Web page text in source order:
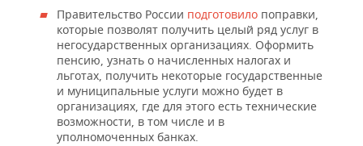
Правительство России подготовило поправки,
которые позволят получить целый ряд услуг в
негосударственных организациях. Оформить
пенсию, узнать о начисленных налогах и
льготах, получить некоторые государственные
и муниципальные услуги можно будет в
организациях, где для этого есть технические
возможности, в том числе и в
уполномоченных банках.